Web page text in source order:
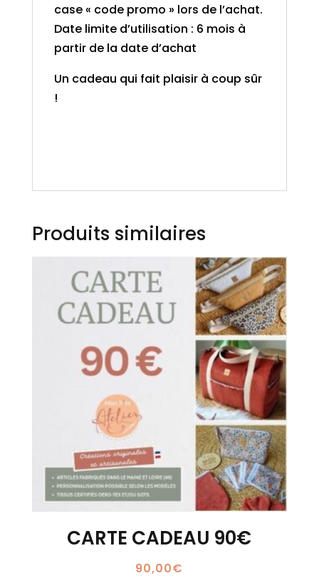
case « code promo » lors de l’achat.
Date limite d’utilisation : 6 mois à
partir de la date d’achat
Un cadeau qui fait plaisir à coup sûr
!
Produits similaires
CARTE CADEAU 90€
90,00€